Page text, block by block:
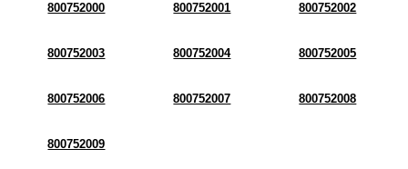
800752000 800752001 800752002
800752003 800752004 800752005
800752006 800752007 800752008
800752009